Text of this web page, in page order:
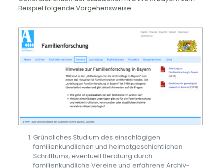
Beispiel folgende Vorgehensweise:
Gründliches Studium des einschlägigen
familienkundlichen und heimatgeschichtlichen
Schrifttums, eventuell Beratung durch
familienkundliche Vereine und erfahrene Archiv-